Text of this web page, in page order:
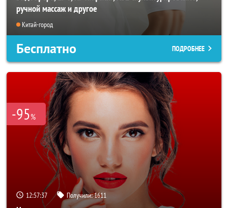
ручной массаж и другое
Китай-город
Бесплатно ПОДРОБНЕЕ
-95%
12:57:36 Получили:1611